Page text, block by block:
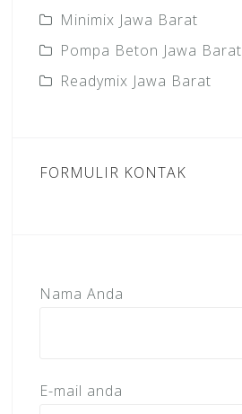
Minimix Jawa Barat
Pompa Beton Jawa Barat
Readymix Jawa Barat
FORMULIR KONTAK
Nama Anda
E-mail anda